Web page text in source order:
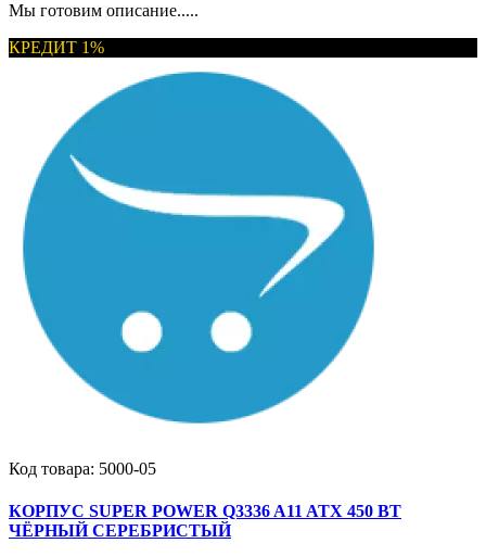
Мы готовим описание.....
КРЕДИТ 1%
Код товара: 5000-05
КОРПУС SUPER POWER Q3336 A11 ATX 450 ВТ
ЧЁРНЫЙ СЕРЕБРИСТЫЙ